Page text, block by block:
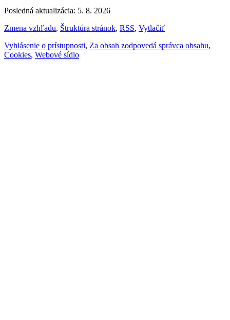
Posledná aktualizácia: 5. 8. 2026
Zmena vzhľadu, Štruktúra stránok, RSS, Vytlačiť
Vyhlásenie o prístupnosti, Za obsah zodpovedá správca obsahu,
Cookies, Webové sídlo